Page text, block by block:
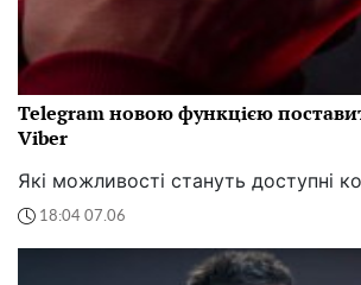
Telegram новою функцією
Viber
Які можливості стануть доступні
18:04 07.06